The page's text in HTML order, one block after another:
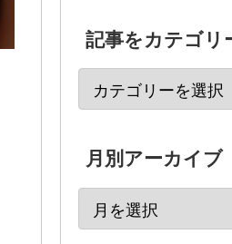
記事をカテゴリ
月別アーカイブ